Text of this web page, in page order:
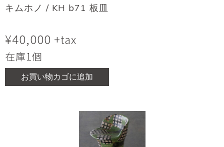
キムホノ / KH b71 板皿
¥40,000 +tax
在庫1個
お買い物カゴに追加